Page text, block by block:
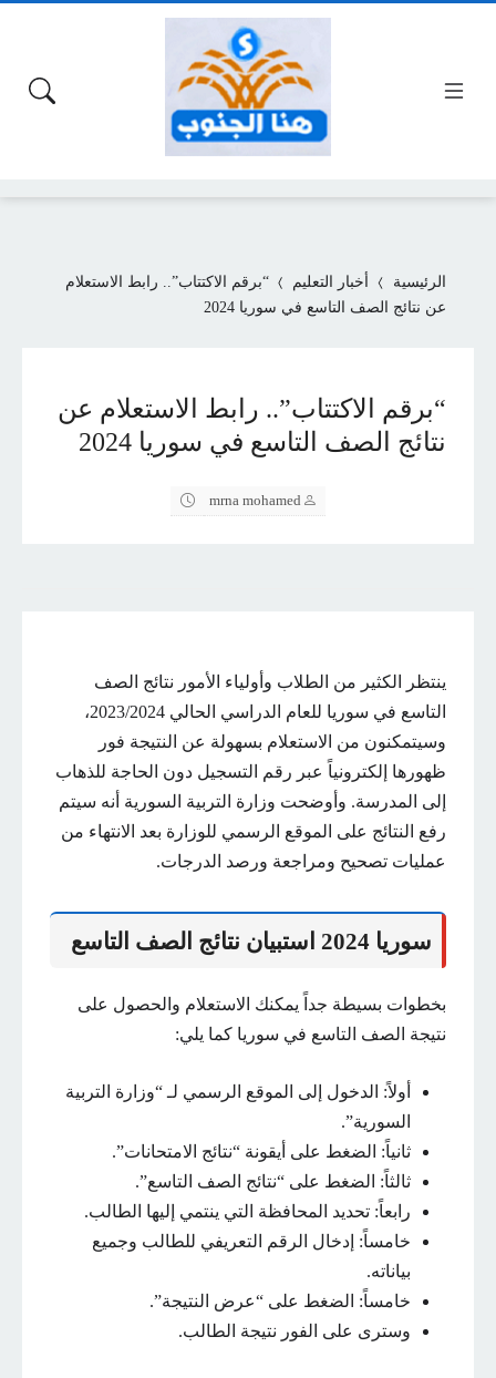
الرئيسية أخبار التعليم
“برقم الاكتتاب”.. رابط الاستعلام
عن نتائج الصف التاسع في سوريا 2024
“برقم الاكتتاب”.. رابط الاستعلام عن
نتائج الصف التاسع في سوريا 2024
mrna mohamed
ينتظر الكثير من الطلاب وأولياء الأمور نتائج الصف
التاسع في سوريا للعام الدراسي الحالي 2023/2024،
وسيتمكنون من الاستعلام بسهولة عن النتيجة فور
ظهورها إلكترونياً عبر رقم التسجيل دون الحاجة للذهاب
إلى المدرسة. وأوضحت وزارة التربية السورية أنه سيتم
رفع النتائج على الموقع الرسمي للوزارة بعد الانتهاء من
عمليات تصحيح ومراجعة ورصد الدرجات.
سوريا 2024 استبيان نتائج الصف التاسع
بخطوات بسيطة جداً يمكنك الاستعلام والحصول على
نتيجة الصف التاسع في سوريا كما يلي:
أولاً: الدخول إلى الموقع الرسمي لـ “وزارة التربية
السورية”.
ثانياً: الضغط على أيقونة “نتائج الامتحانات”.
ثالثاً: الضغط على “نتائج الصف التاسع”.
رابعاً: تحديد المحافظة التي ينتمي إليها الطالب.
خامساً: إدخال الرقم التعريفي للطالب وجميع
بياناته.
خامساً: الضغط على “عرض النتيجة”.
وسترى على الفور نتيجة الطالب.